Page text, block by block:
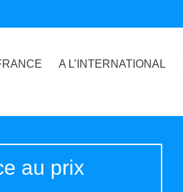
A L’INTERNATIONAL
au prix